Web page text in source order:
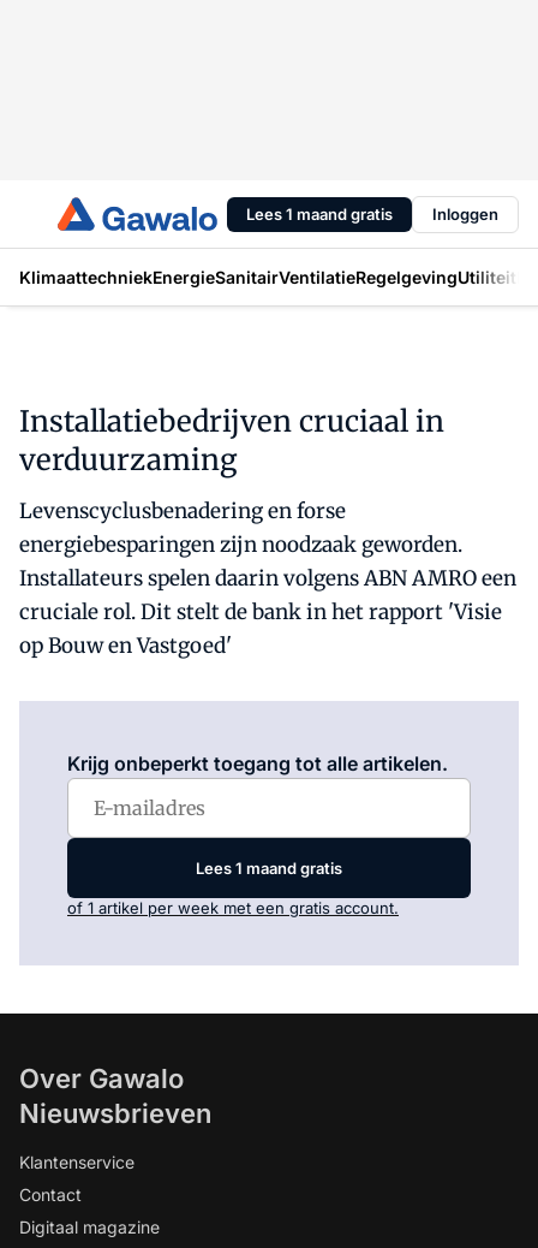
Lees 1 maand gratis Inloggen
KlimaattechniekEnergieSanitairVentilatieRegelgevingUtiliteit
Installatiebedrijven cruciaal in
verduurzaming
Levenscyclusbenadering en forse
energiebesparingen zijn noodzaak geworden.
Installateurs spelen daarin volgens ABN AMRO een
cruciale rol. Dit stelt de bank in het rapport 'Visie
op Bouw en Vastgoed'
Krijg onbeperkt toegang tot alle artikelen.
Lees 1 maand gratis
of 1 artikel per week met een gratis account.
Over Gawalo
Nieuwsbrieven
Klantenservice
Contact
Digitaal magazine